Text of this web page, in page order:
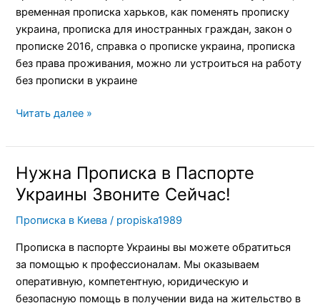
временная прописка харьков, как поменять прописку
украина, прописка для иностранных граждан, закон о
прописке 2016, справка о прописке украина, прописка
без права проживания, можно ли устроиться на работу
без прописки в украине
Читать далее »
Нужна Прописка в Паспорте
Украины Звоните Сейчас!
Прописка в Киева / propiska1989
Прописка в паспорте Украины вы можете обратиться
за помощью к профессионалам. Мы оказываем
оперативную, компетентную, юридическую и
безопасную помощь в получении вида на жительство в
Нужна
Прописка
в
Паспорте
Звоните
Сейчас!